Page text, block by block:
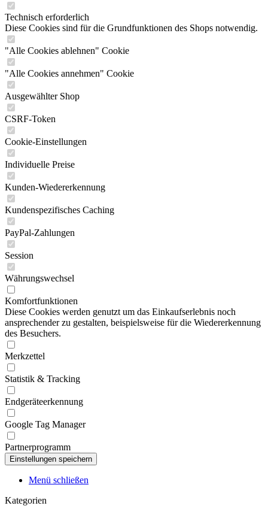
Technisch erforderlich
Diese Cookies sind für die Grundfunktionen des Shops notwendig.
"Alle Cookies ablehnen" Cookie
"Alle Cookies annehmen" Cookie
Ausgewählter Shop
CSRF-Token
Cookie-Einstellungen
Individuelle Preise
Kunden-Wiedererkennung
Kundenspezifisches Caching
PayPal-Zahlungen
Session
Währungswechsel
Komfortfunktionen
Diese Cookies werden genutzt um das Einkaufserlebnis noch
ansprechender zu gestalten, beispielsweise für die Wiedererkennung
des Besuchers.
Merkzettel
Statistik & Tracking
Endgeräteerkennung
Google Tag Manager
Partnerprogramm
Menü schließen
Kategorien